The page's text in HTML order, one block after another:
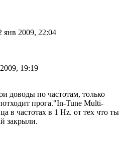
янв 2009, 22:04
19:19
доводы по частотам, только
прога."In-Tune Multi-
в частотах в 1 Hz. от тех что ты
закрыли.